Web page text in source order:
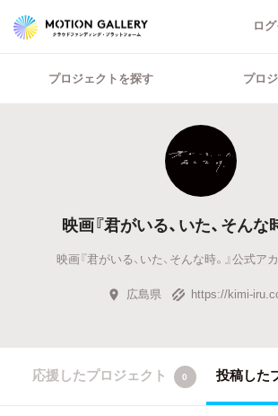
ロ
プロジェクトを探す プロ
映画『君がいる、いた、そんな
映画『君がいる、いた、そんな時。』公式ア
広島県 https://kimi-
応援したプロジェクト 0 投稿した